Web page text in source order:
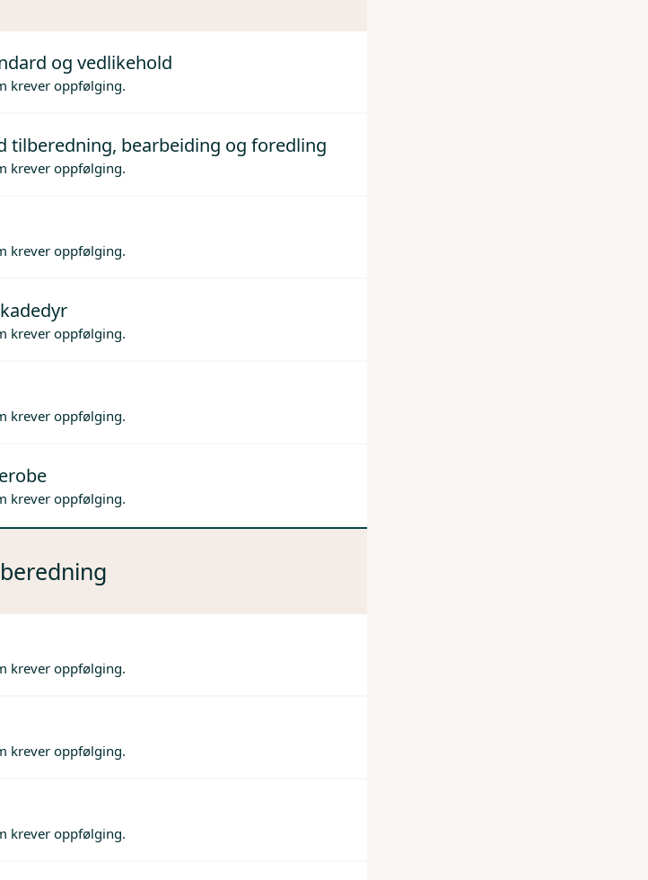
og vedlikehold
krever oppfølging.
tilberedning, bearbeiding og foredling
krever oppfølging.
krever oppfølging.
krever oppfølging.
krever oppfølging.
krever oppfølging.
krever oppfølging.
krever oppfølging.
krever oppfølging.